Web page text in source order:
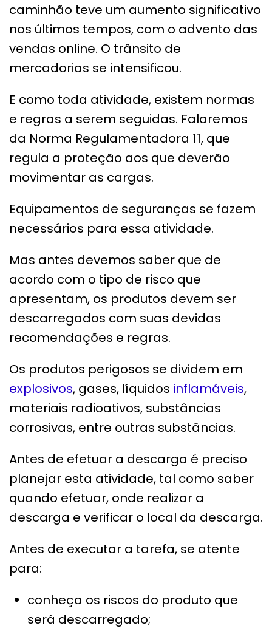
caminhão teve um aumento significativo
nos últimos tempos, com o advento das
vendas online. O trânsito de
mercadorias se intensificou.
E como toda atividade, existem normas
e regras a serem seguidas. Falaremos
da Norma Regulamentadora 11, que
regula a proteção aos que deverão
movimentar as cargas.
Equipamentos de seguranças se fazem
necessários para essa atividade.
Mas antes devemos saber que de
acordo com o tipo de risco que
apresentam, os produtos devem ser
descarregados com suas devidas
recomendações e regras.
Os produtos perigosos se dividem em
explosivos, gases, líquidos inflamáveis,
materiais radioativos, substâncias
corrosivas, entre outras substâncias.
Antes de efetuar a descarga é preciso
planejar esta atividade, tal como saber
quando efetuar, onde realizar a
descarga e verificar o local da descarga.
Antes de executar a tarefa, se atente
para:
conheça os riscos do produto que
será descarregado;